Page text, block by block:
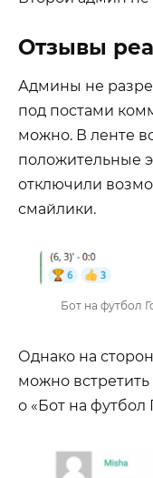
Отзывы
Админы не
под постами
можно. В ленте
положительные
отключили
смайлики.
Бот на футбол
Однако на
можно
о «Бот на футбол